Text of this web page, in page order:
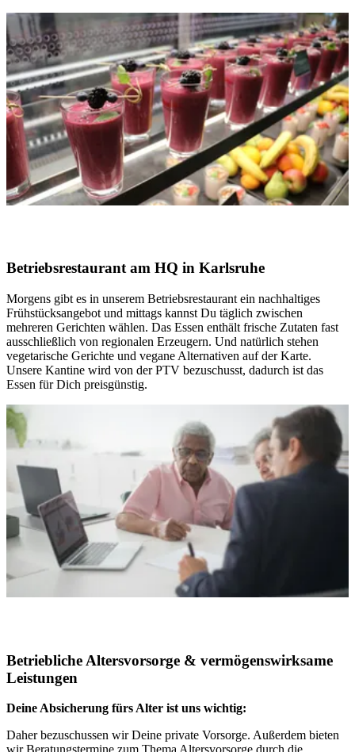
Betriebsrestaurant am HQ in Karlsruhe
Morgens gibt es in unserem Betriebsrestaurant ein nachhaltiges
Frühstücksangebot und mittags kannst Du täglich zwischen
mehreren Gerichten wählen. Das Essen enthält frische Zutaten fast
ausschließlich von regionalen Erzeugern. Und natürlich stehen
vegetarische Gerichte und vegane Alternativen auf der Karte.
Unsere Kantine wird von der PTV bezuschusst, dadurch ist das
Essen für Dich preisgünstig.
Betriebliche Altersvorsorge & vermögenswirksame
Leistungen
Deine Absicherung fürs Alter ist uns wichtig:
Daher bezuschussen wir Deine private Vorsorge. Außerdem bieten